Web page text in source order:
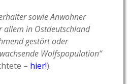
sowie Anwohner
allem in Ostdeutschland
gestört oder
Wolfspopulation“
– hier!).